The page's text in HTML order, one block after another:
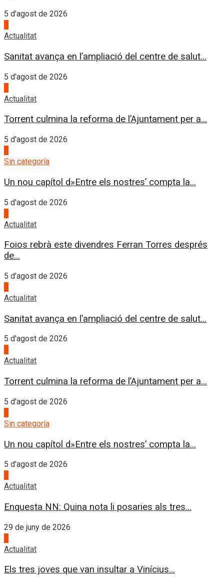
5 d'agost de 2026
Actualitat
Sanitat avança en l’ampliació del centre de salut...
5 d'agost de 2026
Actualitat
Torrent culmina la reforma de l’Ajuntament per a...
5 d'agost de 2026
Sin categoría
Un nou capítol d»Entre els nostres’ compta la...
5 d'agost de 2026
Actualitat
Foios rebrà este divendres Ferran Torres després
de...
5 d'agost de 2026
Actualitat
Sanitat avança en l’ampliació del centre de salut...
5 d'agost de 2026
Actualitat
Torrent culmina la reforma de l’Ajuntament per a...
5 d'agost de 2026
Sin categoría
Un nou capítol d»Entre els nostres’ compta la...
5 d'agost de 2026
Actualitat
Enquesta NN: Quina nota li posaries als tres...
29 de juny de 2026
Actualitat
Els tres joves que van insultar a Vinícius...